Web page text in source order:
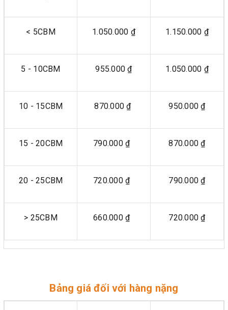
< 5CBM 1.050.000 ₫ 1.150.000 ₫
5 - 10CBM 955.000 ₫ 1.050.000 ₫
10 - 15CBM 870.000 ₫ 950.000 ₫
15 - 20CBM 790.000 ₫ 870.000 ₫
20 - 25CBM 720.000 ₫ 790.000 ₫
> 25CBM 660.000 ₫ 720.000 ₫
Bảng giá đối với hàng nặng